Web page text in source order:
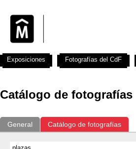
Catálogo de fotografías
General Catálogo de fotografías
Exposiciones Fotografías del CdF